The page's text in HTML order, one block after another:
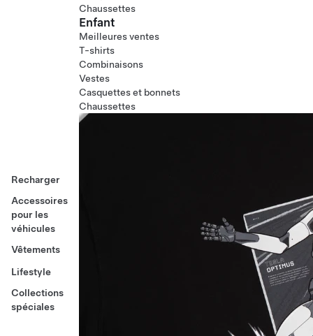
Recharger
Accessoires
pour les
véhicules
Vêtements
Lifestyle
Collections
spéciales
Chaussettes
Enfant
Meilleures ventes
T-shirts
Combinaisons
Vestes
Casquettes et bonnets
Chaussettes